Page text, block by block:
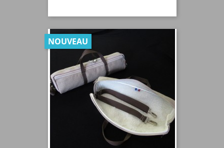
NOUVEAU